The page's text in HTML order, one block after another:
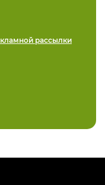
рассылки